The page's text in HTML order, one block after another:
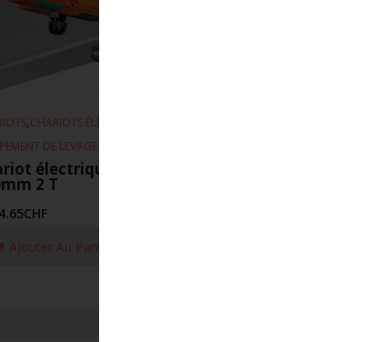
,CHARIOTS ÉLECTRIQUE
DE LEVAGE
électrique EFS -16m-min 66-
2 T
CHF
Ajouter Au Panier